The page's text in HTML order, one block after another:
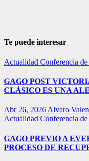
Te puede interesar
Actualidad Conferencia de
GAGO POST
CLÁSICO ES UNA
Abr 26, 2026 Alvaro
Actualidad Conferencia de
GAGO PREVIO A
PROCESO DE